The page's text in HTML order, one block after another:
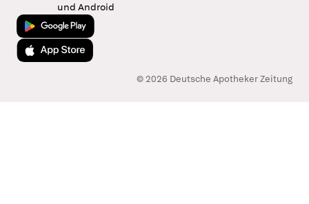
und Android
Jetzt bei Google Play
Laden im App Store
© 2026 Deutsche Apotheker Zeitung